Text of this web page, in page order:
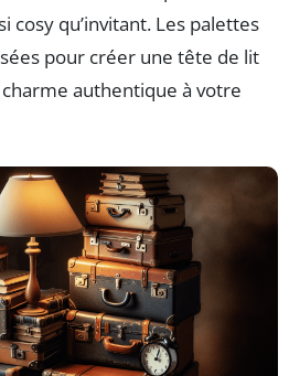
cosy qu’invitant. Les palettes
pour créer une tête de lit
authentique à votre